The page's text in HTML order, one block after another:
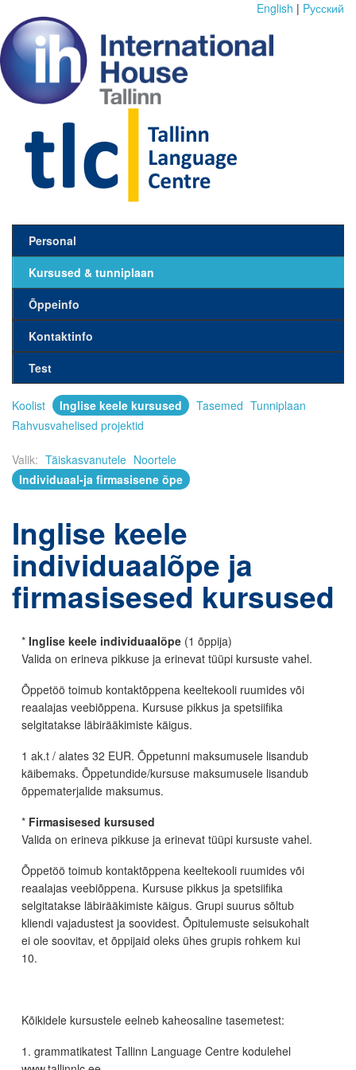
English | Pусский
Personal
Kursused & tunniplaan
Õppeinfo
Kontaktinfo
Test
Koolist Inglise keele kursused Tasemed Tunniplaan
Rahvusvahelised projektid
Valik: Täiskasvanutele Noortele
Individuaal-ja firmasisene õpe
Inglise keele
individuaalõpe ja
firmasisesed kursused
* Inglise keele individuaalõpe (1 õppija)
Valida on erineva pikkuse ja erinevat tüüpi kursuste vahel.
Õppetöö toimub kontaktõppena keeltekooli ruumides või
reaalajas veebiõppena. Kursuse pikkus ja spetsiifika
selgitatakse läbirääkimiste käigus.
1 ak.t / alates 32 EUR. Õppetunni maksumusele lisandub
käibemaks. Õppetundide/kursuse maksumusele lisandub
õppematerjalide maksumus.
* Firmasisesed kursused
Valida on erineva pikkuse ja erinevat tüüpi kursuste vahel.
Õppetöö toimub kontaktõppena keeltekooli ruumides või
reaalajas veebiõppena. Kursuse pikkus ja spetsiifika
selgitatakse läbirääkimiste käigus. Grupi suurus sõltub
kliendi vajadustest ja soovidest. Õpitulemuste seisukohalt
ei ole soovitav, et õppijaid oleks ühes grupis rohkem kui
10.
Kõikidele kursustele eelneb kaheosaline tasemetest:
1. grammatikatest Tallinn Language Centre kodulehel